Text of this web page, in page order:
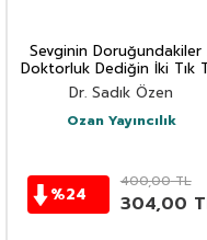
Sevginin
Doktorluk Dediğin İki Tık
(IV) SevgininDr. Sadık Özen
Ozan Yayıncılık
%24
400,00TL
304,00